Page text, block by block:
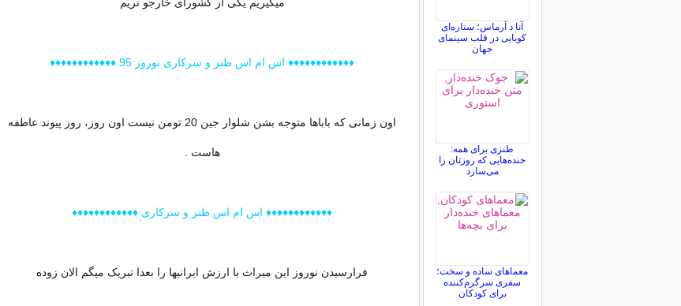
♦♦♦♦♦♦♦♦♦♦♦♦ اس ام اس طنز و سرکاری نوروز 95 ♦♦♦♦♦♦♦♦♦♦♦♦
اون زمانی که باباها متوجه بشن شلوار جین 20 تومن نیست اون روز، روز پیوند عاطفه
هاست .
♦♦♦♦♦♦♦♦♦♦♦♦ اس ام اس طنز و سرکاری ♦♦♦♦♦♦♦♦♦♦♦♦
فرارسیدن نوروز این میراث با ارزش ایرانیها را بعدا تبریک میگم الان زوده
آنا د آرماس؛ ستاره‌ای
کوبایی در قلب سینمای
جهان
طنزی برای همه:
خنده‌هایی که روزتان را
می‌سازد
معماهای ساده و سخت؛
سفری سرگرم‌کننده
برای کودکان